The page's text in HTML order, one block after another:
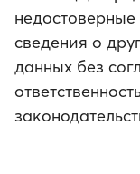
сведения о
данных без